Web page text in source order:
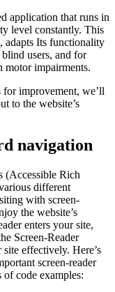
application that runs in
level constantly. This
adapts Its functionality
users, and for
motor impairments.
improvement, we’ll
to the website’s
navigation
(Accessible Rich
different
with screen-
the website’s
enters your site,
Screen-Reader
effectively. Here’s
screen-reader
of code examples: